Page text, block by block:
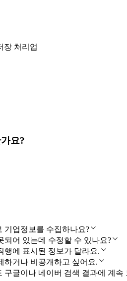
장 처리업
요?
기업정보를 수집하나요?
되어 있는데 수정할 수 있나요?
행에 표시된 정보가 달라요.
하거나 비공개하고 싶어요.
구글이나 네이버 검색 결과에 계속